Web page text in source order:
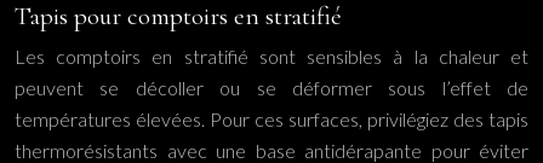
Tapis pour comptoirs en stratifié
Les comptoirs en stratifié sont sensibles à la chaleur et
peuvent se décoller ou se déformer sous l’effet de
températures élevées. Pour ces surfaces, privilégiez des tapis
thermorésistants avec une base antidérapante pour éviter